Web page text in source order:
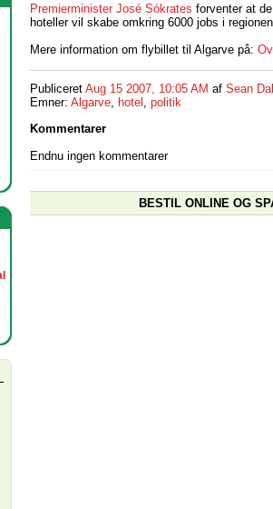
Premierminister José Sókrates forventer at
hoteller vil skabe omkring 6000 jobs i
Mere information om flybillet til Algarve på:
Publiceret Aug 15 2007, 10:05 AM af Sean
Emner: Algarve, hotel , politik
Kommentarer
Endnu ingen kommentarer
BESTIL ONLINE OG